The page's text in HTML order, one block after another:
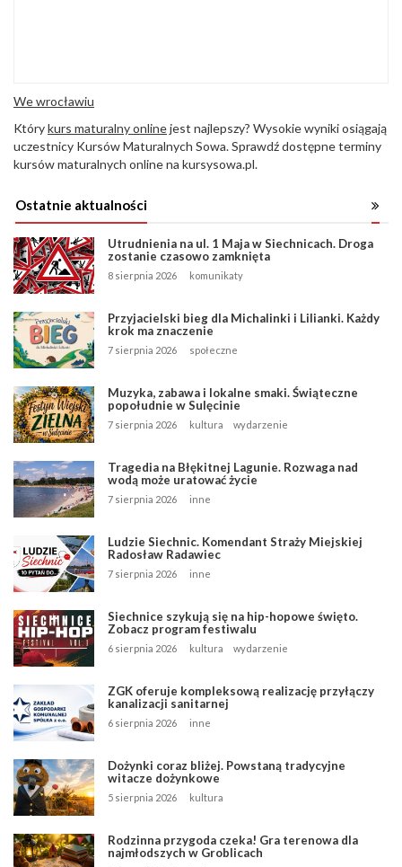
We wrocławiu
Którykurs maturalny onlinejest najlepszy? Wysokie wyniki osiągają
uczestnicy Kursów Maturalnych Sowa. Sprawdź dostępne terminy
kursów maturalnych online na kursysowa.pl.
Ostatnie aktualności
Utrudnienia na ul. 1 Maja w Siechnicach. Droga
zostanie czasowo zamknięta
8 sierpnia 2026 komunikaty
Przyjacielski bieg dla Michalinki i Lilianki. Każdy
krok ma znaczenie
7 sierpnia 2026 społeczne
Muzyka, zabawa i lokalne smaki. Świąteczne
popołudnie w Sulęcinie
7 sierpnia 2026 kultura wydarzenie
Tragedia na Błękitnej Lagunie. Rozwaga nad
wodą może uratować życie
7 sierpnia 2026 inne
Ludzie Siechnic. Komendant Straży Miejskiej
Radosław Radawiec
7 sierpnia 2026 inne
Siechnice szykują się na hip-hopowe święto.
Zobacz program festiwalu
6 sierpnia 2026 kultura wydarzenie
ZGK oferuje kompleksową realizację przyłączy
kanalizacji sanitarnej
6 sierpnia 2026 inne
Dożynki coraz bliżej. Powstaną tradycyjne
witacze dożynkowe
5 sierpnia 2026 kultura
Rodzinna przygoda czeka! Gra terenowa dla
najmłodszych w Groblicach